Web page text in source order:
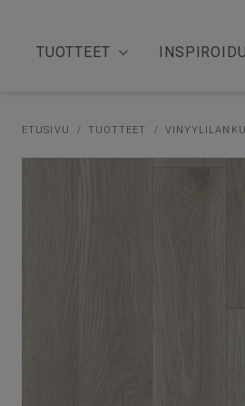
TUOTTEET INSPIROIDU
ETUSIVU TUOTTEET